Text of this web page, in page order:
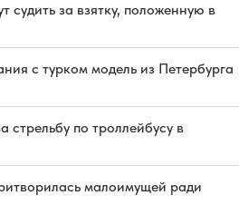
судить за взятку, положенную в
с турком модель из Петербурга
стрельбу по троллейбусу в
малоимущей ради